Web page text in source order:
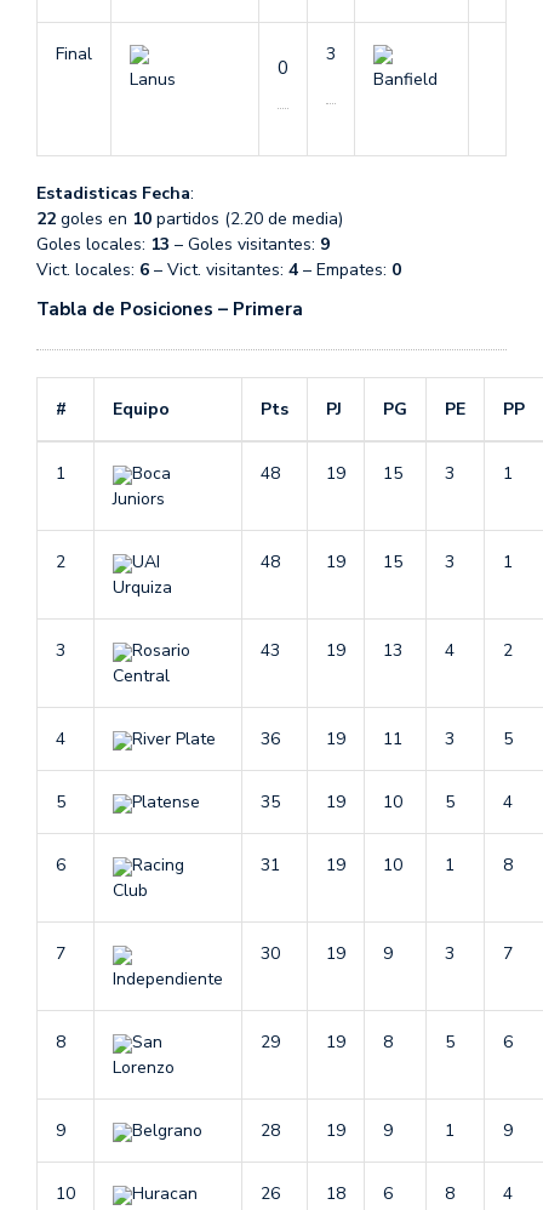
Final
Lanus
0
3
Banfield
Estadisticas Fecha:
22 goles en 10 partidos (2.20 de media)
Goles locales: 13 – Goles visitantes: 9
Vict. locales: 6 – Vict. visitantes: 4 – Empates: 0
Tabla de Posiciones – Primera
# Equipo Pts PJ PG PE PP
1
Boca
Juniors
48 19 15 3 1
2
UAI
Urquiza
48 19 15 3 1
3
Rosario
Central
43 19 13 4 2
4 River Plate 36 19 11 3 5
5 Platense 35 19 10 5 4
6
Racing
Club
31 19 10 1 8
7
Independiente
30 19 9 3 7
8
San
Lorenzo
29 19 8 5 6
9 Belgrano 28 19 9 1 9
10 Huracan 26 18 6 8 4